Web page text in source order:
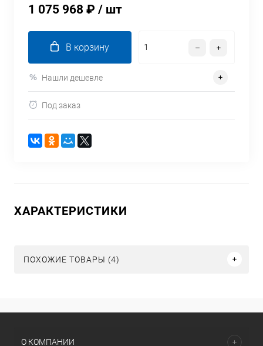
1 075 968 ₽ / шт
В корзину
Нашли дешевле
Под заказ
ХАРАКТЕРИСТИКИ
ПОХОЖИЕ ТОВАРЫ (4)
О КОМПАНИИ